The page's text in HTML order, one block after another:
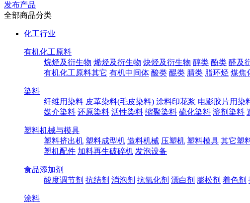
发布产品
全部商品分类
化工行业
有机化工原料
烷烃及衍生物 烯烃及衍生物 炔烃及衍生物 醇类 酚类 醛及
有机化工原料其它 有机中间体 酸类 醌类 腈类 脂环烃 煤焦
染料
纤维用染料 皮革染料(毛皮染料) 涂料印花浆 电影胶片用染
媒介染料 还原染料 活性染料 缩聚染料 硫化染料 溶剂染料
塑料机械与模具
塑料挤出机 塑料成型机 造料机械 压塑机 塑料模具 其它塑
塑机配件 加料再生破碎机 发泡设备
食品添加剂
酸度调节剂 抗结剂 消泡剂 抗氧化剂 漂白剂 膨松剂 着色剂
涂料